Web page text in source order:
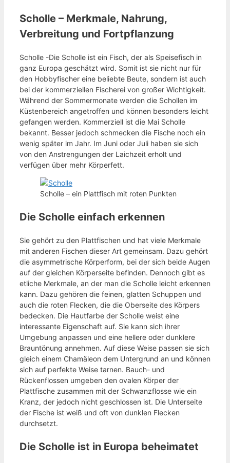
Scholle – Merkmale, Nahrung,
Verbreitung und Fortpflanzung
Scholle -Die Scholle ist ein Fisch, der als Speisefisch in
ganz Europa geschätzt wird. Somit ist sie nicht nur für
den Hobbyfischer eine beliebte Beute, sondern ist auch
bei der kommerziellen Fischerei von großer Wichtigkeit.
Während der Sommermonate werden die Schollen im
Küstenbereich angetroffen und können besonders leicht
gefangen werden. Kommerziell ist die Mai Scholle
bekannt. Besser jedoch schmecken die Fische noch ein
wenig später im Jahr. Im Juni oder Juli haben sie sich
von den Anstrengungen der Laichzeit erholt und
verfügen über mehr Körperfett.
Scholle – ein Plattfisch mit roten Punkten
Die Scholle einfach erkennen
Sie gehört zu den Plattfischen und hat viele Merkmale
mit anderen Fischen dieser Art gemeinsam. Dazu gehört
die asymmetrische Körperform, bei der sich beide Augen
auf der gleichen Körperseite befinden. Dennoch gibt es
etliche Merkmale, an der man die Scholle leicht erkennen
kann. Dazu gehören die feinen, glatten Schuppen und
auch die roten Flecken, die die Oberseite des Körpers
bedecken. Die Hautfarbe der Scholle weist eine
interessante Eigenschaft auf. Sie kann sich ihrer
Umgebung anpassen und eine hellere oder dunklere
Brauntönung annehmen. Auf diese Weise passen sie sich
gleich einem Chamäleon dem Untergrund an und können
sich auf perfekte Weise tarnen. Bauch- und
Rückenflossen umgeben den ovalen Körper der
Plattfische zusammen mit der Schwanzflosse wie ein
Kranz, der jedoch nicht geschlossen ist. Die Unterseite
der Fische ist weiß und oft von dunklen Flecken
durchsetzt.
Die Scholle ist in Europa beheimatet